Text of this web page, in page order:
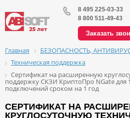
8 495 225-03-33
8 800 511-49-43
Заказать
Главная БЕЗОПАСНОСТЬ,
Техническая поддержка
Сертификат на расширенную
поддержку СКЗИ КриптоПро NGate для
подключений сроком на 1 год
СЕРТИФИКАТ НА
КРУГЛОСУТОЧНУЮ